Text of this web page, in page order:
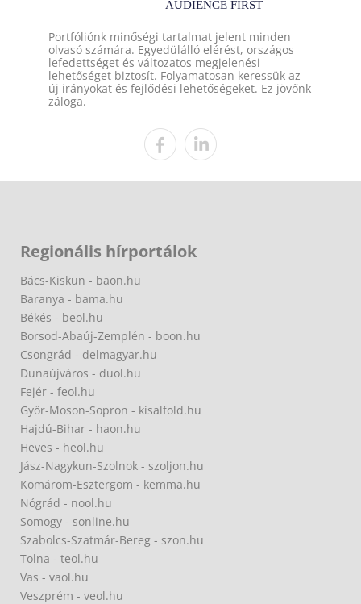
Portfóliónk minőségi tartalmat jelent minden
olvasó számára. Egyedülálló elérést, országos
lefedettséget és változatos megjelenési
lehetőséget biztosít. Folyamatosan keressük az
új irányokat és fejlődési lehetőségeket. Ez jövőnk
záloga.
Regionális hírportálok
Bács-Kiskun - baon.hu
Baranya - bama.hu
Békés - beol.hu
Borsod-Abaúj-Zemplén - boon.hu
Csongrád - delmagyar.hu
Dunaújváros - duol.hu
Fejér - feol.hu
Győr-Moson-Sopron - kisalfold.hu
Hajdú-Bihar - haon.hu
Heves - heol.hu
Jász-Nagykun-Szolnok - szoljon.hu
Komárom-Esztergom - kemma.hu
Nógrád - nool.hu
Somogy - sonline.hu
Szabolcs-Szatmár-Bereg - szon.hu
Tolna - teol.hu
Vas - vaol.hu
Veszprém - veol.hu